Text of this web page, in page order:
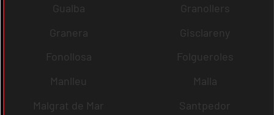
Gualba
Granollers
Granera
Gisclareny
Fonollosa
Folgueroles
Manlleu
Malla
Malgrat de Mar
Santpedor